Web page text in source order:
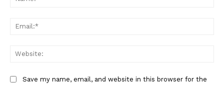
Save my name, email, and website in this browser for the